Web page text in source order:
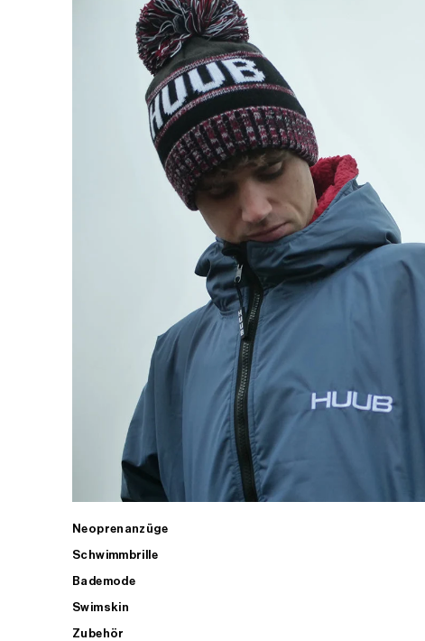
Neoprenanzüge
Schwimmbrille
Bademode
Swimskin
Zubehör